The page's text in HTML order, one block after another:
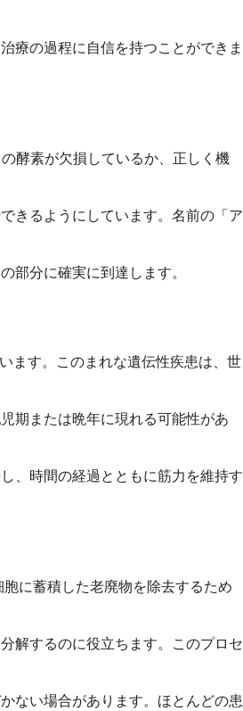
療の過程に自信を持つことができま
酵素が欠損しているか、正しく機
きるようにしています。名前の「ア
部分に確実に到達します。
ます。このまれな遺伝性疾患は、世
期または晩年に現れる可能性があ
、時間の経過とともに筋力を維持す
に蓄積した老廃物を除去するため
解するのに役立ちます。このプロセ
ない場合があります。ほとんどの患